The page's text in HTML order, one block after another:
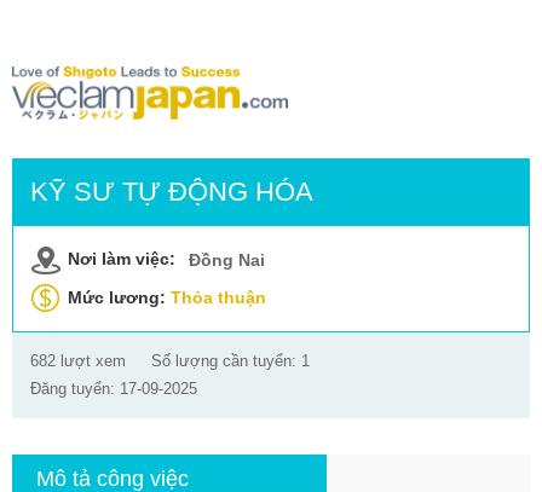
KỸ SƯ TỰ ĐỘNG HÓA
Nơi làm việc:
Đồng Nai
Mức lương: Thỏa thuận
682 lượt xem
Số lượng cần tuyển: 1
Đăng tuyển: 17-09-2025
Mô tả công việc